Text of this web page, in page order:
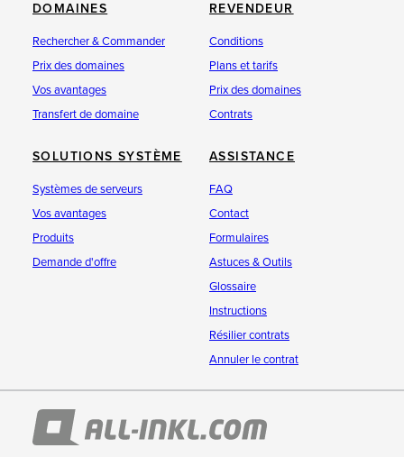
DOMAINES
Rechercher & Commander
Prix des domaines
Vos avantages
Transfert de domaine
REVENDEUR
Conditions
Plans et tarifs
Prix des domaines
Contrats
SOLUTIONS SYSTÈME
Systèmes de serveurs
Vos avantages
Produits
Demande d'offre
ASSISTANCE
FAQ
Contact
Formulaires
Astuces & Outils
Glossaire
Instructions
Résilier contrats
Annuler le contrat